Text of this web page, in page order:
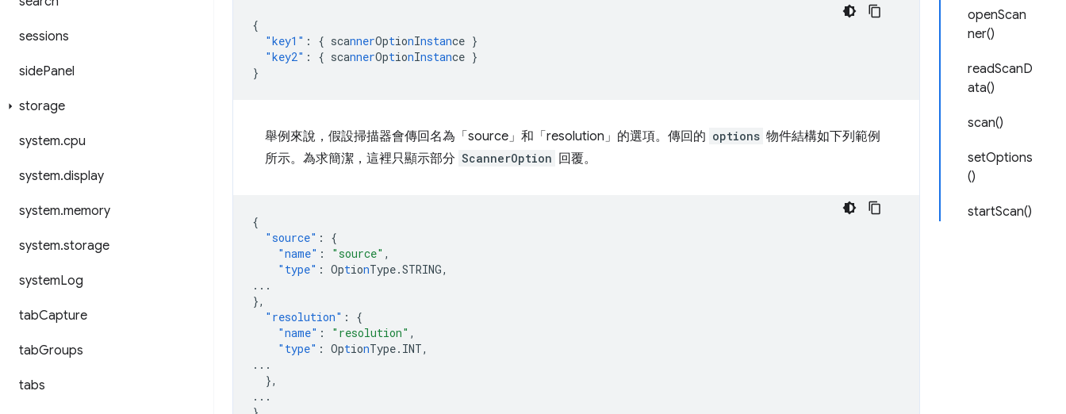
sessions
sidePanel
storage
system.cpu
system.display
system.memory
system.storage
systemLog
tabCapture
tabGroups
tabs
openScan
ner()
readScanD
ata()
scan()
setOptions
()
startScan()
{
"key1" : { scannerOptionInstance }
"key2" : { scannerOptionInstance }
}
舉例來說，假設掃描器會傳回名為「source」和「resolution」的選項。傳回的 options 物件結構如下列範例
所示。為求簡潔，這裡只顯示部分 ScannerOption 回覆。
{
"source" :
{
"name" : "source" ,
"type" : OptionType.STRING,
...
},
"resolution" :
{
"name" : "resolution" ,
"type" : OptionType.INT,
...
},
...